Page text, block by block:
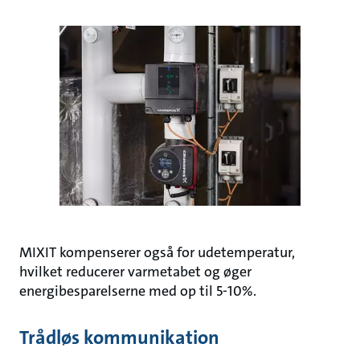
MIXIT kompenserer også for udetemperatur,
hvilket reducerer varmetabet og øger
energibesparelserne med op til 5-10%.
Trådløs kommunikation